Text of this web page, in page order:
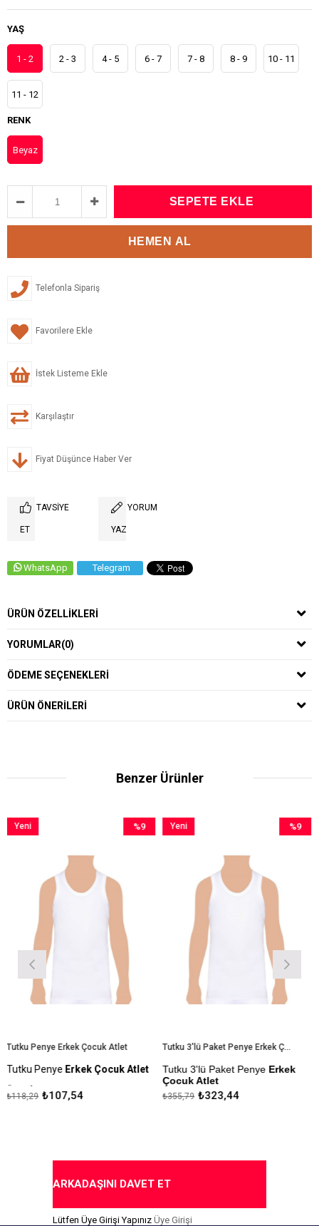
YAŞ
1 - 2 2 - 3 4 - 5 6 - 7 7 - 8 8 - 9 10 - 11
11 - 12
RENK
Beyaz
Telefonla Sipariş
Favorilere Ekle
İstek Listeme Ekle
Karşılaştır
Fiyat Düşünce Haber Ver
TAVSIYE
ET
YORUM
YAZ
WhatsApp Telegram
ÜRÜN ÖZELLIKLERI
YORUMLAR(0)
ÖDEME SEÇENEKLERI
ÜRÜN ÖNERILERI
Benzer Ürünler
Erkek Çocuk Atlet
Penye Erkek Çocuk Atlet
%100 Pamuk
₺107,54
%9İndirim
Tutku 3'lü Paket Penye Erkek Çocuk Atlet
Tutku 3'lü Paket Penye Erkek
Çocuk Atlet
Ürün İçeriği: %100 Pamuk
₺323,44
₺355,79
%9İndirim
Yeni
Tutku
Yeni
ARKADAŞINI DAVET ET
Lütfen Üye Girişi Yapınız Üye Girişi